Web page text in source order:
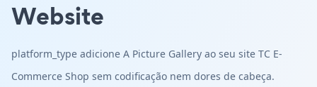
Website
platform_type adicione A Picture Gallery ao seu site TC E-
Commerce Shop sem codificação nem dores de cabeça.